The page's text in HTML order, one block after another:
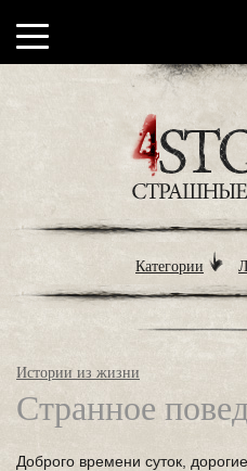
Категории
Истории из жизни
Странное
Доброго времени суток,